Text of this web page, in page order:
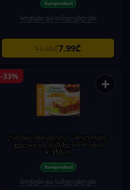
სოუსები და სანელებლები
11.95₾7.99₾
-33% +
ლაზანია /მირატორგ/ "ბოლონეზე"
ყველით და ბეშამელის სოუსით
6*350გრ
სოუსები და სანელებლები